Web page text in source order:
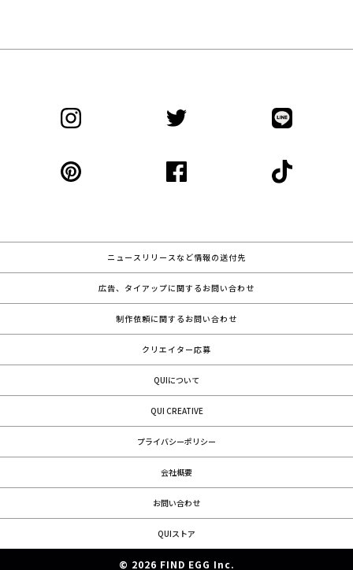
ニュースリリースなど情報の送付先
広告、タイアップに関するお問い合わせ
制作依頼に関するお問い合わせ
クリエイター応募
QUIについて
QUI CREATIVE
プライバシーポリシー
会社概要
お問い合わせ
QUIストア
© 2026 FIND EGG Inc.